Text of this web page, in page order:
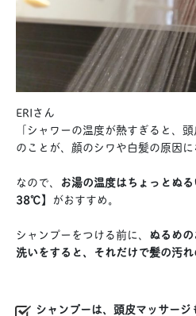
ERIさん
「シャワーの温度が熱すぎると、
のことが、顔のシワや白髪の原因
なので、 お湯の温度はちょっとぬ
38℃】 がおすすめ。
シャンプーをつける前に、 ぬるめ
洗いをすると、それだけで髪の汚
シャンプーは、頭皮マッサージ